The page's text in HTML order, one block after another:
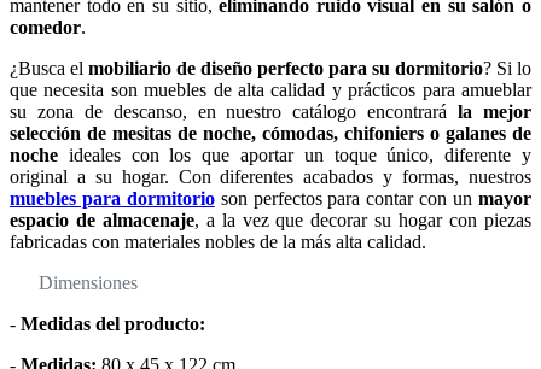
mantener todo en su sitio,eliminando ruido visual en su salón o
comedor.
¿Busca el mobiliario de diseño perfecto para su dormitorio? Si lo
que necesita son muebles de alta calidad y prácticos para amueblar
su zona de descanso, en nuestro catálogo encontrarála mejor
selección de mesitas de noche, cómodas, chifoniers o galanes de
noche ideales con los que aportar un toque único, diferente y
original a su hogar. Con diferentes acabados y formas, nuestros
muebles para dormitorioson perfectos para contar con unmayor
espacio de almacenaje, a la vez que decorar su hogar con piezas
fabricadas con materiales nobles de la más alta calidad.
Dimensiones
- Medidas del producto:
- Medidas: 80 x 45 x 122 cm.